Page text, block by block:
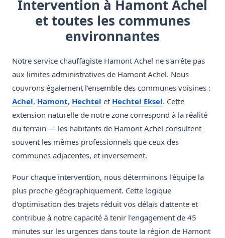
Intervention à Hamont Achel
et toutes les communes
environnantes
Notre service chauffagiste Hamont Achel ne s'arrête pas
aux limites administratives de Hamont Achel. Nous
couvrons également l'ensemble des communes voisines :
Achel, Hamont, Hechtel et Hechtel Eksel. Cette
extension naturelle de notre zone correspond à la réalité
du terrain — les habitants de Hamont Achel consultent
souvent les mêmes professionnels que ceux des
communes adjacentes, et inversement.
Pour chaque intervention, nous déterminons l'équipe la
plus proche géographiquement. Cette logique
d'optimisation des trajets réduit vos délais d'attente et
contribue à notre capacité à tenir l'engagement de 45
minutes sur les urgences dans toute la région de Hamont